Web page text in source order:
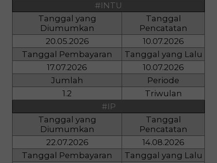
#INTU
Tanggal yang
Diumumkan
Tanggal
Pencatatan
20.05.2026
10.07.2026
Tanggal Pembayaran
Tanggal yang Lalu
17.07.2026
10.07.2026
Jumlah
Periode
1.2
Triwulan
#IP
Tanggal yang
Diumumkan
Tanggal
Pencatatan
22.07.2026
14.08.2026
Tanggal Pembayaran
Tanggal yang Lalu